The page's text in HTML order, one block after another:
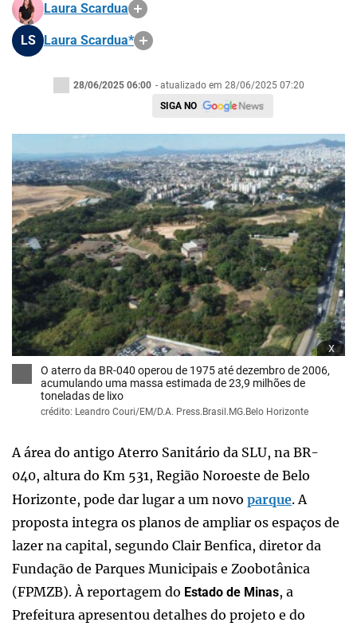
Laura Scardua
LS Laura Scardua*
28/06/2025 06:00 - atualizado em 28/06/2025 07:20
SIGA NO
x
O aterro da BR-040 operou de 1975 até dezembro de 2006,
acumulando uma massa estimada de 23,9 milhões de
toneladas de lixo
crédito: Leandro Couri/EM/D.A. Press.Brasil.MG.Belo Horizonte
A área do antigo Aterro Sanitário da SLU, na BR-
040, altura do Km 531, Região Noroeste de Belo
Horizonte, pode dar lugar a um novo parque. A
proposta integra os planos de ampliar os espaços de
lazer na capital, segundo Clair Benfica, diretor da
Fundação de Parques Municipais e Zoobotânica
(FPMZB). À reportagem do Estado de Minas, a
Prefeitura apresentou detalhes do projeto e do